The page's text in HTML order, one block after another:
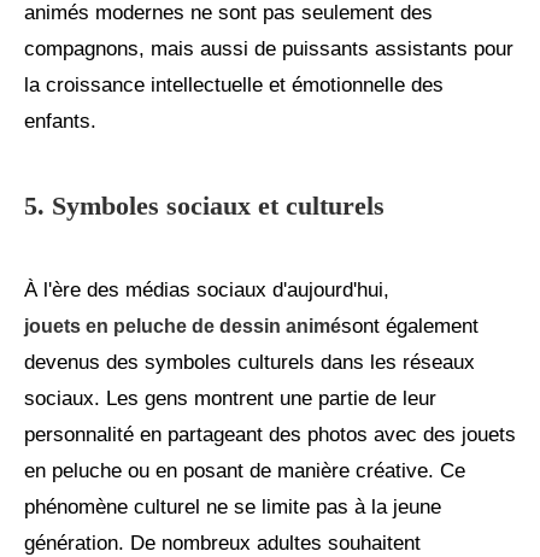
animés modernes ne sont pas seulement des
compagnons, mais aussi de puissants assistants pour
la croissance intellectuelle et émotionnelle des
enfants.
5. Symboles sociaux et culturels
À l'ère des médias sociaux d'aujourd'hui,
jouets en peluche de dessin animésont également
devenus des symboles culturels dans les réseaux
sociaux. Les gens montrent une partie de leur
personnalité en partageant des photos avec des jouets
en peluche ou en posant de manière créative. Ce
phénomène culturel ne se limite pas à la jeune
génération. De nombreux adultes souhaitent